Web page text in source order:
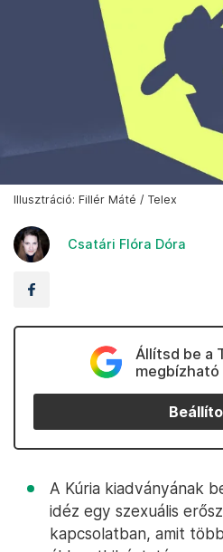
Illusztráció: Fillér Máté / Telex
Csatári Flóra Dóra
Állítsd be a
megbízható
A Kúria kiadványának
idéz egy szexuális
kapcsolatban, amit